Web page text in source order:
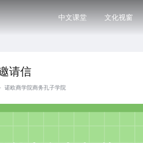
中文课堂 文化视窗
请信
· 诺欧商学院商务孔子学院